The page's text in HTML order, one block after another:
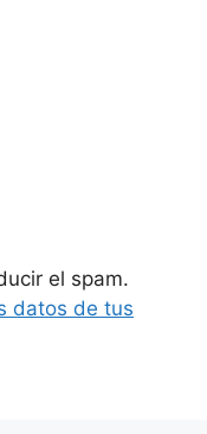
el spam.
datos de tus